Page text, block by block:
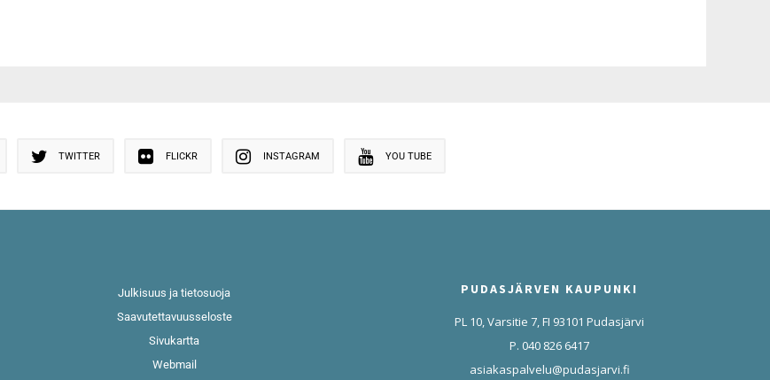
TWITTER FLICKR INSTAGRAM YOU TUBE
Julkisuus ja tietosuoja
Saavutettavuusseloste
Sivukartta
Webmail
PUDASJÄRVEN KAUPUNKI
PL 10, Varsitie 7, FI 93101 Pudasjärvi
P. 040 826 6417
asiakaspalvelu@pudasjarvi.fi